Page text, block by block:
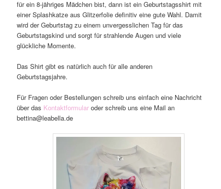
für ein 8-jähriges Mädchen bist, dann ist ein Geburtstagsshirt mit
einer Splashkatze aus Glitzerfolie definitiv eine gute Wahl. Damit
wird der Geburtstag zu einem unvergesslichen Tag für das
Geburtstagskind und sorgt für strahlende Augen und viele
glückliche Momente.
Das Shirt gibt es natürlich auch für alle anderen
Geburtstagsjahre.
Für Fragen oder Bestellungen schreib uns einfach eine Nachricht
über das Kontaktformular oder schreib uns eine Mail an
bettina@leabella.de